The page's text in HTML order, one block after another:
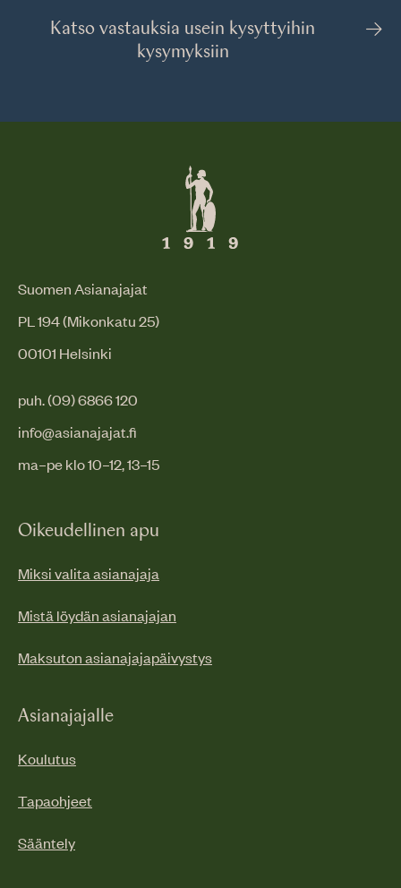
Katso vastauksia usein kysyttyihin
kysymyksiin
Suomen Asianajajat
PL 194 (Mikonkatu 25)
00101 Helsinki
puh. (09) 6866 120
info@asianajajat.fi
ma–pe klo 10–12, 13–15
Oikeudellinen apu
Miksi valita asianajaja
Mistä löydän asianajajan
Maksuton asianajajapäivystys
Asianajajalle
Koulutus
Tapaohjeet
Sääntely